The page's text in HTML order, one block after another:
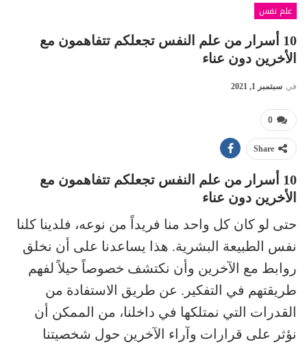
علم نفس
10 أسرار من علم النفس تجعلكم تتفاهمون مع
الأخرين دون عناء
في سبتمبر 1, 2021
0
Share
10 أسرار من علم النفس تجعلكم تتفاهمون مع
الأخرين دون عناء
حتى لو كان كل واحد منا فريداً من نوعه، فلدينا كلنا
نفس الطبيعة البشرية. هذا يساعدنا على أن نخلق
روابط مع الآخرين وأن نكتشف خصوصاً حيلاً لفهم
طريقتهم في التفكير. عن طريق الاستفادة من
القدرات التي نمتلكها في داخلنا، من الممكن أن
نؤثر على قرارات وآراء الآخرين حول شخصيتنا